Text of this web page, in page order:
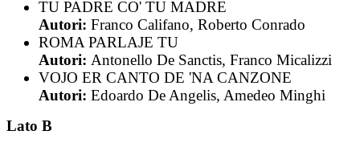
TU PADRE CO' TU MADRE
Autori: Franco Califano, Roberto Conrado
ROMA PARLAJE TU
Autori: Antonello De Sanctis, Franco Micalizzi
VOJO ER CANTO DE 'NA CANZONE
Autori: Edoardo De Angelis, Amedeo Minghi
Lato B